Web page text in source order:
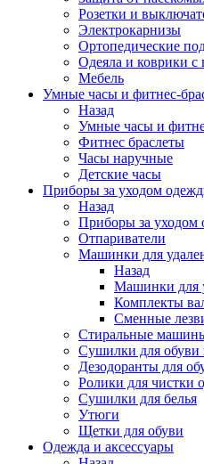
Розетки и
Электрокарнизы
Ортопедические
Одеяла и коврики с
Мебель
Умные часы и фитнес-
Назад
Умные часы и
Фитнес браслеты
Часы наручные
Детские часы
Приборы за уходом
Назад
Приборы за уходом
Отпариватели
Машинки для
Назад
Машинки для
Комплекты
Сменные
Стиральные
Сушилки для
Дезодоранты для
Ролики для чистки
Сушилки для белья
Утюги
Щетки для обуви
Одежда и аксессуары